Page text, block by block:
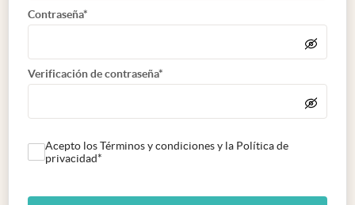
Contraseña*
Verificación de contraseña*
Acepto los Términos y condiciones y la Política de
privacidad*